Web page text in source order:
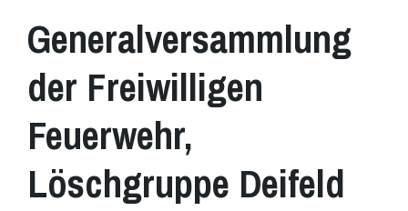
Generalversammlung
der Freiwilligen
Feuerwehr,
Löschgruppe Deifeld